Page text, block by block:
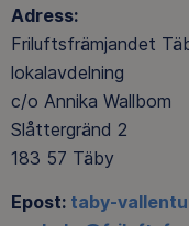
Adress:
Friluftsfrämjandet
lokalavdelning
c/o Annika Wallbom
Slåttergränd 2
183 57 Täby
Epost: taby-